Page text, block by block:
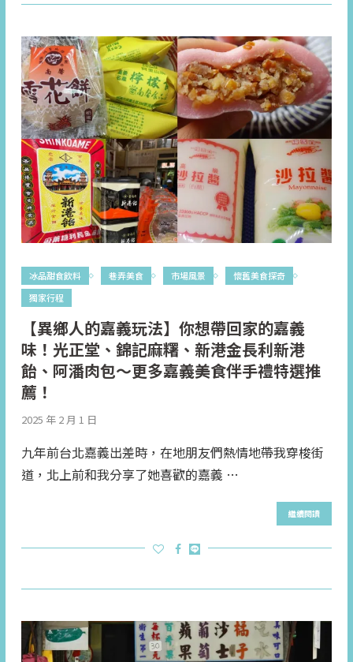
冰品甜食飲料 巷弄美食 市場風景
懷舊美食探奇
獨家行程
【異鄉人的嘉義玩法】你想帶回家的嘉義
味！光正堂、錦記麻糬、新港金長利新港
飴、阿潘肉包～更多嘉義美食伴手禮特選推
薦！
2025 年 2 月 1 日
九年前台北嘉義出差時，在地朋友們熱情地帶我穿梭街
道，北上前和我分享了她喜歡的嘉義 …
繼續閱讀